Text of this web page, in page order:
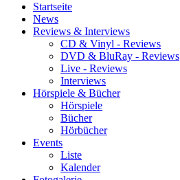
Startseite
News
Reviews & Interviews
CD & Vinyl - Reviews
DVD & BluRay - Reviews
Live - Reviews
Interviews
Hörspiele & Bücher
Hörspiele
Bücher
Hörbücher
Events
Liste
Kalender